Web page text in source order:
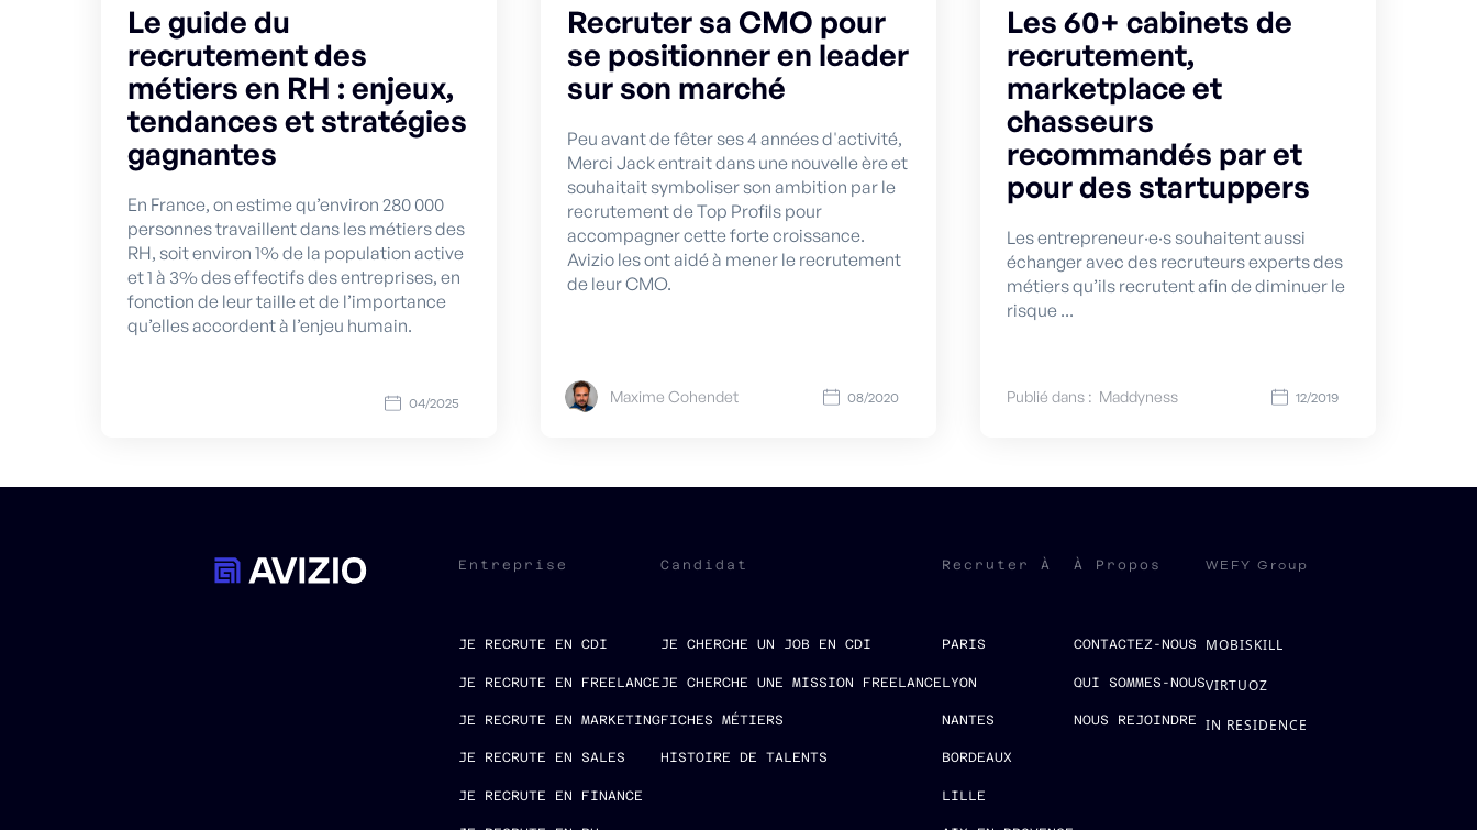
Le guide du
recrutement des
métiers en RH : enjeux,
tendances et stratégies
gagnantes
En France, on estime qu’environ 280 000
personnes travaillent dans les métiers des
RH, soit environ 1% de la population active
et 1 à 3% des effectifs des entreprises, en
fonction de leur taille et de l’importance
qu’elles accordent à l’enjeu humain.
04/2025
Recruter sa CMO pour
se positionner en leader
sur son marché
Peu avant de fêter ses 4 années d'activité,
Merci Jack entrait dans une nouvelle ère et
souhaitait symboliser son ambition par le
recrutement de Top Profils pour
accompagner cette forte croissance.
Avizio les ont aidé à mener le recrutement
de leur CMO.
Maxime Cohendet 08/2020
Les 60+ cabinets de
recrutement,
marketplace et
chasseurs
recommandés par et
pour des startuppers
Les entrepreneur·e·s souhaitent aussi
échanger avec des recruteurs experts des
métiers qu’ils recrutent afin de diminuer le
risque ...
Publié dans : Maddyness 12/2019
Entreprise
JE RECRUTE EN CDI
JE RECRUTE EN FREELANCE
JE RECRUTE EN MARKETING
JE RECRUTE EN SALES
JE RECRUTE EN FINANCE
Candidat
JE CHERCHE UN JOB EN CDI
JE CHERCHE UNE MISSION FREELANCE
FICHES MÉTIERS
HISTOIRE DE TALENTS
Recruter À
PARIS
LYON
NANTES
BORDEAUX
LILLE
À Propos
CONTACTEZ-NOUS
QUI SOMMES-NOUS
NOUS REJOINDRE
WEFY Group
MOBISKILL
VIRTUOZ
IN RESIDENCE